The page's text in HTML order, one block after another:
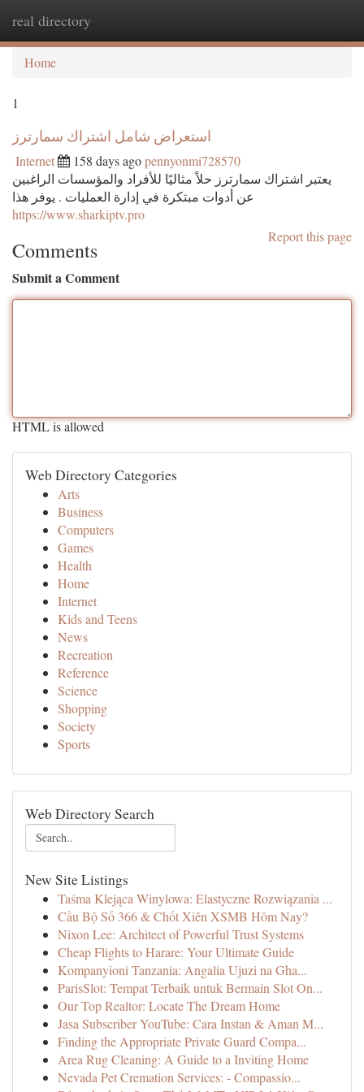
real directory
Home
1
استعراض شامل اشتراك سمارترز
Internet 158 days agopennyonmi728570
يعتبر اشتراك سمارترز حلاً مثاليًا للأفراد والمؤسسات الراغبين
عن أدوات مبتكرة في إدارة العمليات . يوفر هذا
https://www.sharkiptv.pro
Report this page
Comments
Submit a Comment
HTML is allowed
Web Directory Categories
Arts
Business
Computers
Games
Health
Home
Internet
Kids and Teens
News
Recreation
Reference
Science
Shopping
Society
Sports
Web Directory Search
New Site Listings
Taśma Klejąca Winylowa: Elastyczne Rozwiązania ...
Cầu Bộ Số 366 & Chốt Xiên XSMB Hôm Nay?
Nixon Lee: Architect of Powerful Trust Systems
Cheap Flights to Harare: Your Ultimate Guide
Kompanyioni Tanzania: Angalia Ujuzi na Gha...
ParisSlot: Tempat Terbaik untuk Bermain Slot On...
Our Top Realtor: Locate The Dream Home
Jasa Subscriber YouTube: Cara Instan & Aman M...
Finding the Appropriate Private Guard Compa...
Area Rug Cleaning: A Guide to a Inviting Home
Nevada Pet Cremation Services: - Compassio...